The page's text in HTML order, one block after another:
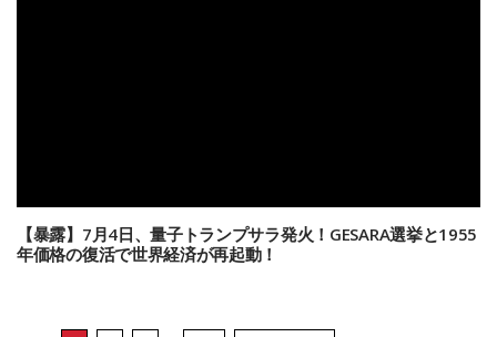
【暴露】7月4日、量子トランプサラ発火！GESARA選挙と1955
年価格の復活で世界経済が再起動！